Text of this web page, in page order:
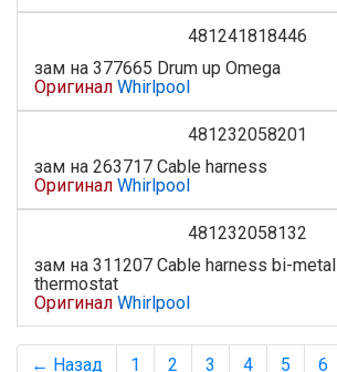
481241818446
зам на 377665 Drum up Omega
Оригинал Whirlpool
481232058201
зам на 263717 Cable harness
Оригинал Whirlpool
481232058132
зам на 311207 Cable harness bi-metal
thermostat
Оригинал Whirlpool
← Назад 1 2 3 4 5 6